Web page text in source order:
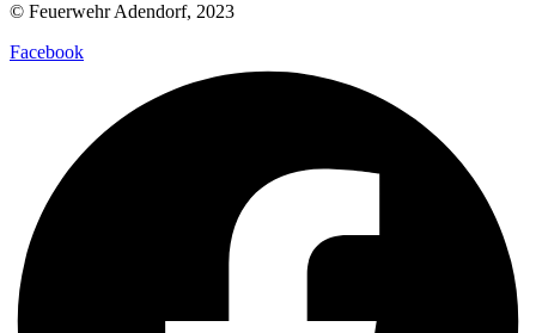
© Feuerwehr Adendorf, 2023
Facebook